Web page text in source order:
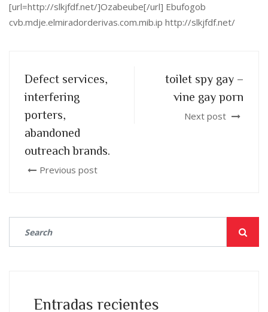
[url=http://slkjfdf.net/]Ozabeube[/url] Ebufogob
cvb.mdje.elmiradorderivas.com.mib.ip http://slkjfdf.net/
Defect services,
interfering
porters,
abandoned
outreach brands.
Previous post
toilet spy gay –
vine gay porn
Next post
Entradas recientes